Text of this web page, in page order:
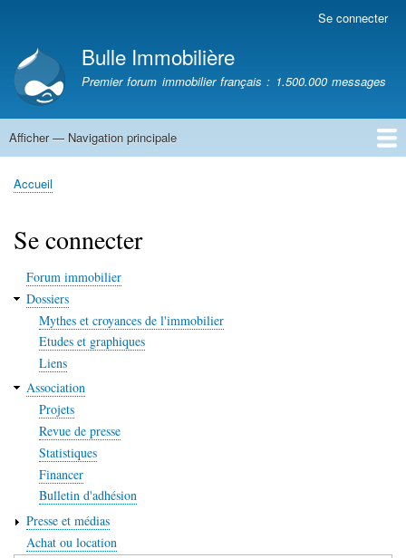
contenu
principal
compte
de
l'utilisateur
Se connecter
Bulle Immobilière
Premier forum immobilier français : 1.500.000 messages
Navigation
Afficher — Navigation principale
Accueil
Fil
Accueil
Se connecter
Forum immobilier
Dossiers
Mythes et croyances de l'immobilier
Etudes et graphiques
Liens
Association
Projets
Revue de presse
Statistiques
Financer
Bulletin d'adhésion
Presse et médias
Achat ou location